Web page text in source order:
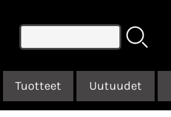
Tuotteet Uutuudet